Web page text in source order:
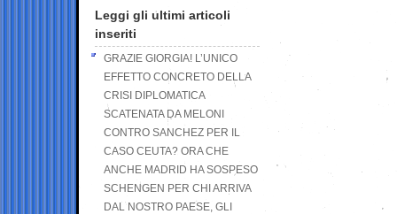
Leggi gli ultimi articoli
inseriti
GRAZIE GIORGIA! L’UNICO
EFFETTO CONCRETO DELLA
CRISI DIPLOMATICA
SCATENATA DA MELONI
CONTRO SANCHEZ PER IL
CASO CEUTA? ORA CHE
ANCHE MADRID HA SOSPESO
SCHENGEN PER CHI ARRIVA
DAL NOSTRO PAESE, GLI